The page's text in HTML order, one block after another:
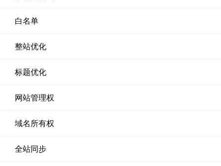
白名单
整站优化
标题优化
网站管理权
域名所有权
全站同步